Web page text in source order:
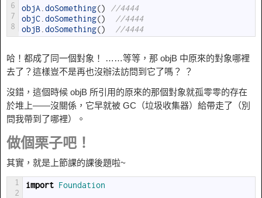
6
7
8
objA doSomething()
//4444
objC doSomething()
//4444
objB doSomething() //4444
哈！都成了同一個對象！ ……等等，那 objB 中原來的對象哪裡
去了？這樣豈不是再也沒辦法訪問到它了嗎？ ？
沒錯，這個時候 objB 所引用的原來的那個對象就孤零零的存在
於堆上——沒關係，它早就被 GC（垃圾收集器）給帶走了（別
問我帶到了哪裡）。
做個栗子吧！
其實，就是上節課的課後題啦~
1
2
import Foundation